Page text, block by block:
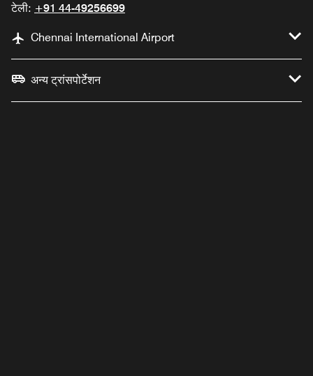
टेली: +91 44-49256699
Chennai International Airport
अन्य ट्रांसपोर्टेशन